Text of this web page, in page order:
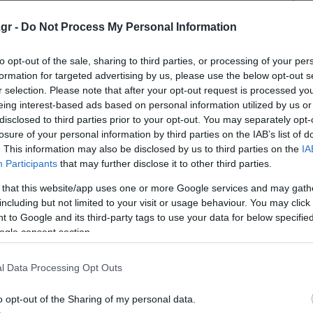
- Do Not Process My Personal Information
opt-out of the sale, sharing to third parties, or processing of your
for targeted advertising by us, please use the below opt-out
selection. Please note that after your opt-out request is processed
interest-based ads based on personal information utilized by us
to third parties prior to your opt-out. You may separately
of your personal information by third parties on the IAB’s list of
This information may also be disclosed by us to third parties on the
Participants that may further disclose it to other third parties.
that this website/app uses one or more Google services and may
but not limited to your visit or usage behaviour. You may
to Google and its third-party tags to use your data for below
consent section.
Data Processing Opt Outs
opt-out of the Sharing of my personal data.
πάνω από το όριο του 2% που θέτει η Ευρωπαϊκή
οικονομία, η Societe Generale, προσαρμόζει αναλόγως
αμυντικές μετοχές έναντι των κυκλικών, καθώς αν
της οικονομίας θα πιεστούν σε πολύ σημαντικό
μετοχών κατά τον τελευταίο ενάμιση χρόνο. Μεταξύ
αυτήν που αφορά τη διακράτηση των τραπεζικών
αερίου). καθώς θα προσφέρουν καλύτερη
Και επειδή τα πράγματα μπορεί να... στραβώσουν,
στις μετοχές της υψηλής κεφαλαιοποίησης, με